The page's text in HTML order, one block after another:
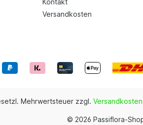
Kontakt
Versandkosten
Mehrwertsteuer zzgl. Versandkosten
© 2026 Passiflora-